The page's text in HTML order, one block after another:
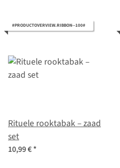
#PRODUCTOVERVIEW.RIBBON--100#
Rituele rooktabak – zaad
set
10,99 €*